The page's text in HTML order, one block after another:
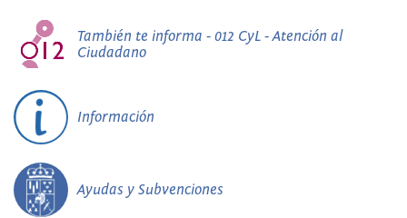
También te informa - 012 CyL - Atención al
Ciudadano
Información
Ayudas y Subvenciones